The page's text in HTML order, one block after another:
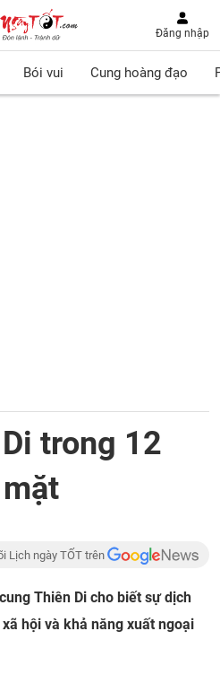
Đăng nhập
Bói vui Cung hoàng đạo
trong 12
Lịch ngày TỐT trên
Thiên Di cho biết sự dịch
hội và khả năng xuất ngoại